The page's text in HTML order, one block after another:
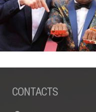
CONTACTS